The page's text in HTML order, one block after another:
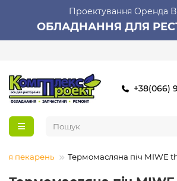
Проектування Оренда
ОБЛАДНАННЯ ДЛЯ
+38(066)
пекарень Термомасляна піч MIWE